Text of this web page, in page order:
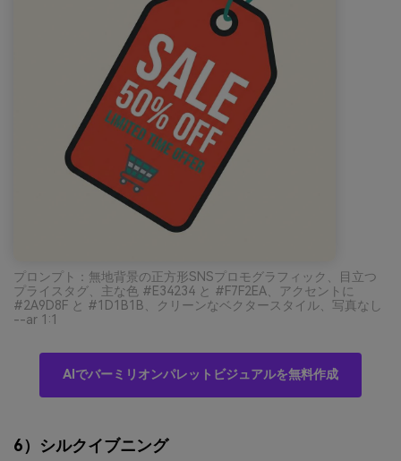
プロンプト：無地背景の正方形SNSプロモグラフィック、目立つ
プライスタグ、主な色 #E34234 と #F7F2EA、アクセントに
#2A9D8F と #1D1B1B、クリーンなベクタースタイル、写真なし
--ar 1:1
AIでバーミリオンパレットビジュアルを無料作成
6）シルクイブニング